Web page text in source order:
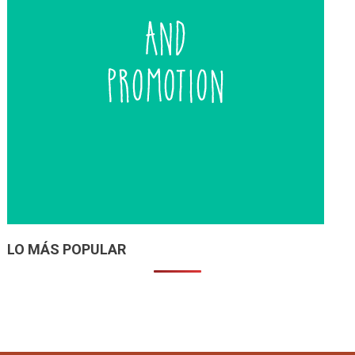
LO MÁS POPULAR